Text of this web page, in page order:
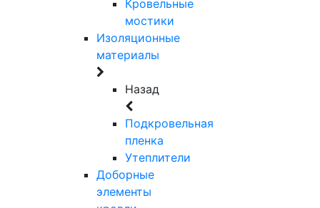
Кровельные
мостики
Изоляционные
материалы
Назад
Подкровельная
пленка
Утеплители
Доборные
элементы